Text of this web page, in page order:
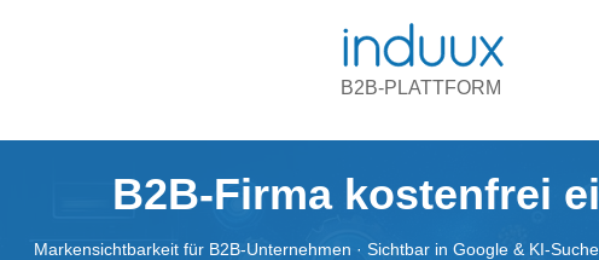
B2B-Firma kostenfrei
B2B-PLATTFORM
Markensichtbarkeit für B2B-Unternehmen · Sichtbar in Google & KI-